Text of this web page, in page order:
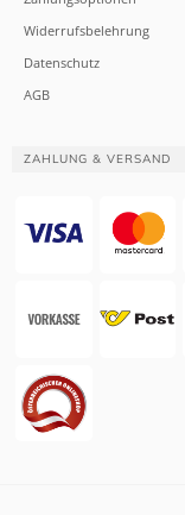
Widerrufsbelehrung
Datenschutz
AGB
ZAHLUNG & VERSAND